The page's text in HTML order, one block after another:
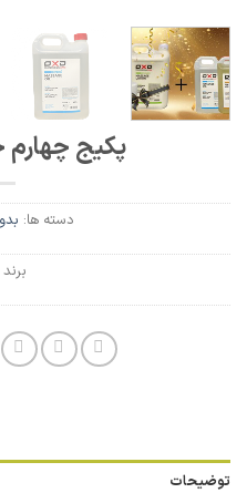
پکیج چهارم
دسته ها:
برند
توضیحات